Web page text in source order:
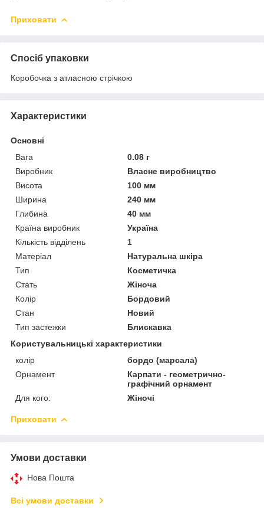
Приховати
Спосіб упаковки
Коробочка з атласною стрічкою
Характеристики
Основні
Вага
0.08 г
Виробник
Власне виробництво
Висота
100 мм
Ширина
240 мм
Глибина
40 мм
Країна виробник
Україна
Кількість відділень
1
Матеріал
Натуральна шкіра
Тип
Косметичка
Стать
Жіноча
Колір
Бордовий
Стан
Новий
Тип застежки
Блискавка
Користувальницькі характеристики
колір
бордо (марсала)
Орнамент
Карпати - геометрично-
графічний орнамент
Для кого:
Жіночі
Приховати
Умови доставки
Нова Пошта
Всі умови доставки